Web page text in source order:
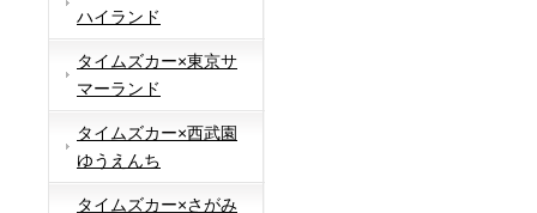
ハイランド
タイムズカー×東京サ
マーランド
タイムズカー×西武園
ゆうえんち
タイムズカー×さがみ